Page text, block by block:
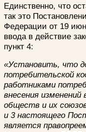
Единственно, что
так это
Федерации от 19
ввода в действие
пункт 4:
«Установить, что
потребительской
работниками
внесения
обществ и их
и 3 настоящего
является